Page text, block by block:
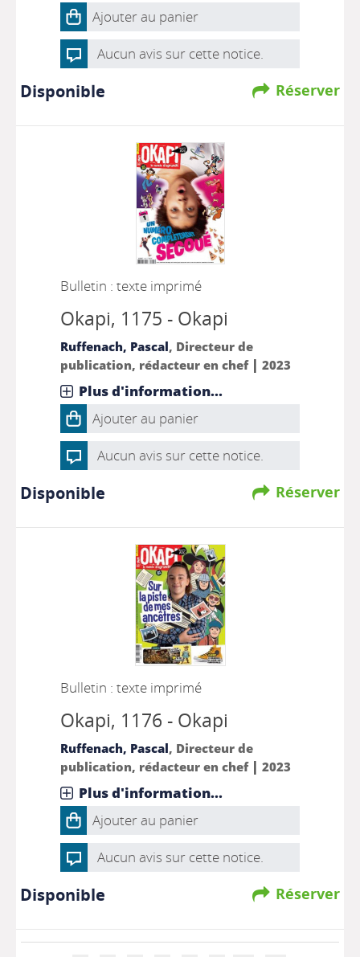
Ajouter au panier
Aucun avis sur cette notice.
Réserver
Disponible
Bulletin : texte imprimé
Okapi, 1175 - Okapi
Ruffenach, Pascal, Directeur de
publication, rédacteur en chef | 2023
Plus d'information...
Ajouter au panier
Aucun avis sur cette notice.
Réserver
Disponible
Bulletin : texte imprimé
Okapi, 1176 - Okapi
Ruffenach, Pascal, Directeur de
publication, rédacteur en chef | 2023
Plus d'information...
Ajouter au panier
Aucun avis sur cette notice.
Réserver
Disponible